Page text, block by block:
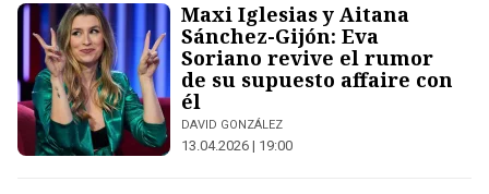
Maxi Iglesias y Aitana
Sánchez-Gijón: Eva
Soriano revive el rumor
de su supuesto affaire con
él
DAVID GONZÁLEZ
13.04.2026 | 19:00